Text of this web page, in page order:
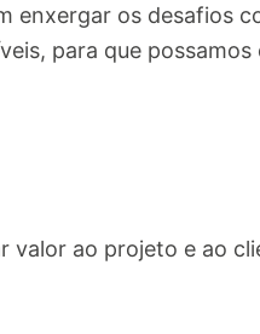
enxergar os desafios
para que possamos
valor ao projeto e ao